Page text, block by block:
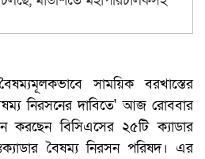
সাময়িক বরখাস্তের
নিরসনের দাবিতে' আজ রোববার
করছেন বিসিএসের ২৫টি ক্যাডার
বৈষম্য নিরসন পরিষদ। এর